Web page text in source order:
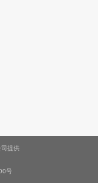
提供
号